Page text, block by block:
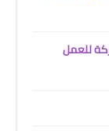
للعمل